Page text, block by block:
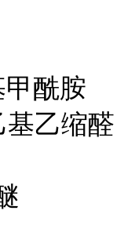
酰胺
乙缩醛